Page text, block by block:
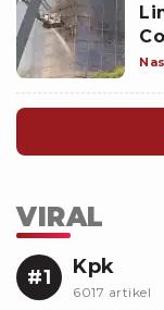
VIRAL
#1 Kpk
6017 artikel